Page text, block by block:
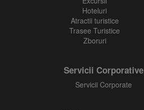
Hoteluri
Atractii turistice
Trasee Turistice
Zboruri
Servicii Corporative
Servicii Corporate